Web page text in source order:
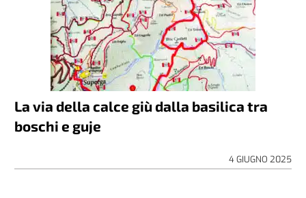
La via della calce giù dalla basilica tra
boschi e guje
4 GIUGNO 2025